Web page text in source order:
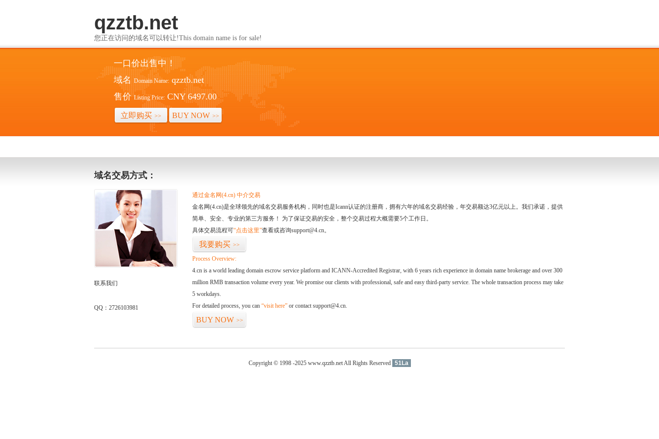
qzztb.net
您正在访问的域名可以转让!This domain name is for sale!
一口价出售中！
域名 Domain Name: qzztb.net
售价 Listing Price: CNY 6497.00
立即购买 >> BUY NOW >>
域名交易方式：
联系我们
QQ：2726103981
通过金名网(4.cn) 中介交易
金名网(4.cn)是全球领先的域名交易服务机构，同时也是Icann认证的注册商，拥有六年的域名交易经验，年交易额达3亿元以上。我们承诺，提供
简单、安全、专业的第三方服务！ 为了保证交易的安全，整个交易过程大概需要5个工作日。
具体交易流程可“点击这里”查看或咨询support@4.cn。
我要购买 >>
Process Overview:
4.cn is a world leading domain escrow service platform and ICANN-Accredited Registrar, with 6 years rich experience in domain name brokerage and over 300
million RMB transaction volume every year. We promise our clients with professional, safe and easy third-party service. The whole transaction process may take
5 workdays.
For detailed process, you can “visit here” or contact support@4.cn.
BUY NOW >>
Copyright © 1998 -2025 www.qzztb.net All Rights Reserved 51La